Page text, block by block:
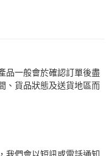
品一般會於確認訂單後盡
、貨品狀態及送貨地區而